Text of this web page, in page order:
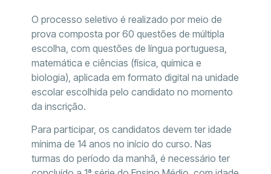
O processo seletivo é realizado por meio de
prova composta por 60 questões de múltipla
escolha, com questões de língua portuguesa,
matemática e ciências (física, química e
biologia), aplicada em formato digital na unidade
escolar escolhida pelo candidato no momento
da inscrição.
Para participar, os candidatos devem ter idade
mínima de 14 anos no início do curso. Nas
turmas do período da manhã, é necessário ter